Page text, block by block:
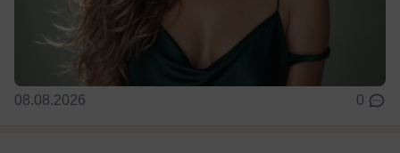
08.08.2026 0